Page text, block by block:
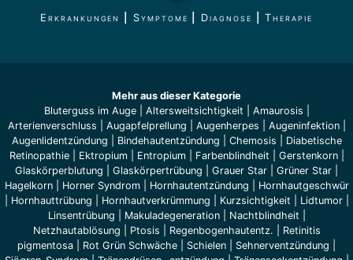
Erkrankungen Symptome Diagnose |Therapie
Mehr aus dieser Kategorie
Bluterguss im Auge| Altersweitsichtigkeit Amaurosis
Arterienverschluss
Augapfelprellung Augenherpes Augeninfektion|
Augenlidentzündung
Bindehautentzündung Chemosis
Diabetische
Retinopathie| Ektropium| Entropium| Farbenblindheit Gerstenkorn|
Glaskörperblutung
Glaskörpertrübung Grauer Star Grüner Star
Hagelkorn| Horner Syndrom| Hornhautentzündung
Hornhautgeschwür
Hornhauttrübung Hornhautverkrümmung Kurzsichtigkeit Lidtumor|
Linsentrübung
Makuladegeneration| Nachtblindheit
Netzhautablösung
Ptosis Regenbogenhautentz.
Retinitis
pigmentosa
Rot Grün Schwäche Schielen Sehnerventzündung